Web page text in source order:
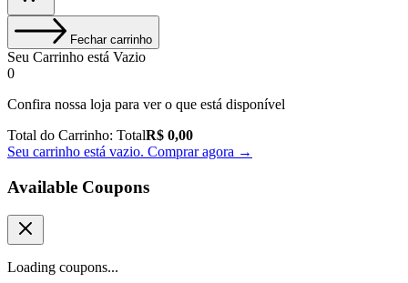
Fechar carrinho
Seu Carrinho está Vazio
0
Confira nossa loja para ver o que está disponível
Total do Carrinho: TotalR$ 0,00
Seu carrinho está vazio. Comprar agora →
Available Coupons
Loading coupons...